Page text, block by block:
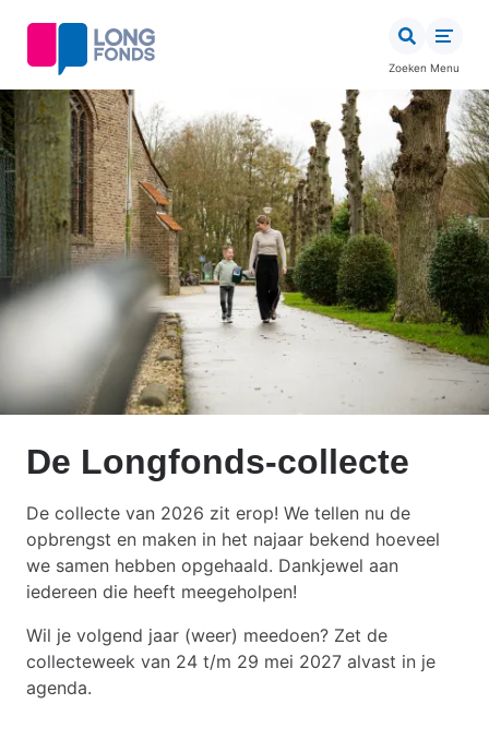
inhoud
gaan
Zoeken Menu
De Longfonds-collecte
De collecte van 2026 zit erop! We tellen nu de
opbrengst en maken in het najaar bekend hoeveel
we samen hebben opgehaald. Dankjewel aan
iedereen die heeft meegeholpen!
Wil je volgend jaar (weer) meedoen? Zet de
collecteweek van 24 t/m 29 mei 2027 alvast in je
agenda.